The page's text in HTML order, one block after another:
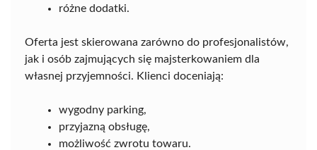
różne dodatki.
Oferta jest skierowana zarówno do profesjonalistów,
jak i osób zajmujących się majsterkowaniem dla
własnej przyjemności. Klienci doceniają:
wygodny parking,
przyjazną obsługę,
możliwość zwrotu towaru.